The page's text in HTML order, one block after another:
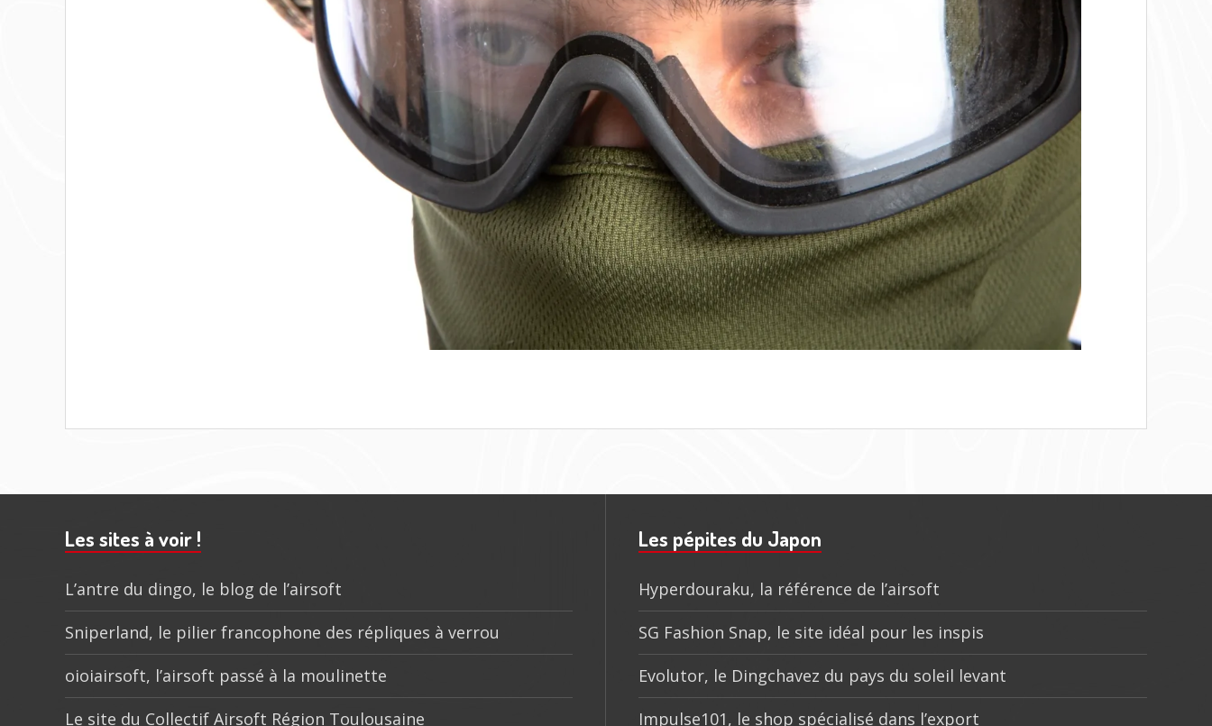
subsidiaire
Les sites à voir !
L’antre du dingo, le blog de l’airsoft
Sniperland, le pilier francophone des répliques à verrou
oioiairsoft, l’airsoft passé à la moulinette
Le site du Collectif Airsoft Région Toulousaine
Les pépites du Japon
Hyperdouraku, la référence de l’airsoft
SG Fashion Snap, le site idéal pour les inspis
Evolutor, le Dingchavez du pays du soleil levant
Impulse101, le shop spécialisé dans l’export